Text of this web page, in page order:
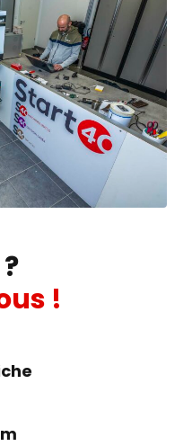
maximale.
de tout faire, de
?
découvrir comment
peut booster la
!